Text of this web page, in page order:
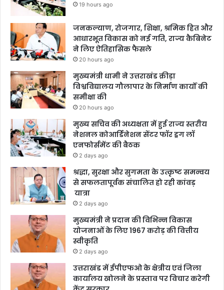
19 hours ago
जनकल्याण, रोजगार, शिक्षा, श्रमिक हित और
आधारभूत विकास को नई गति, राज्य कैबिनेट
ने लिए ऐतिहासिक फैसले
20 hours ago
मुख्यमंत्री धामी ने उत्तराखंड क्रीड़ा
विश्वविद्यालय गौलापार के निर्माण कार्यों की
समीक्षा की
20 hours ago
मुख्य सचिव की अध्यक्षता में हुई राज्य स्तरीय
नेशनल कोआर्डिनेशन सेंटर फॉर ड्रग लॉ
एनफोर्समेंट की बैठक
2 days ago
श्रद्धा, सुरक्षा और सुगमता के उत्कृष्ट समन्वय
से सफलतापूर्वक संचालित हो रही कांवड़
यात्रा
2 days ago
मुख्यमंत्री ने प्रदान की विभिन्न विकास
योजनाओं के लिए 1967 करोड़ की वित्तीय
स्वीकृति
2 days ago
उत्तराखंड में ईपीएफओ के क्षेत्रीय एवं जिला
कार्यालय खोलने के प्रस्ताव पर विचार करेगी